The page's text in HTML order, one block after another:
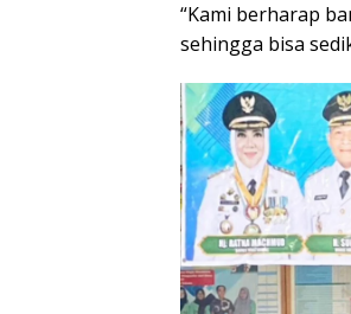
“Kami berharap
sehingga bisa